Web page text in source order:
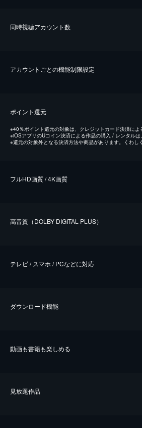
同時視聴アカウント数
アカウントごとの機能制限設定
ポイント還元
※40％ポイント還元の対象は、クレジットカード決済によ
※iOSアプリのUコイン決済による作品の購入 / レンタルは
※還元の対象外となる決済方法や商品があります。くわし
フルHD画質 / 4K画質
⾼⾳質（DOLBY DIGITAL PLUS）
テレビ / スマホ / PCなどに対応
ダウンロード機能
動画も書籍も楽しめる
⾒放題作品